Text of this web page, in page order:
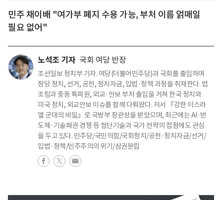
민주 채이배 "여가부 폐지 수용 가능, 부처 이름 얽매일
필요 없어"
노석조 기자 국회 여당 반장
조선일보 정치부 기자. 여당(더불어민주당)과 국회를 출입하며
정당 정치, 선거, 공천, 정치자금, 입법·정책 과정을 취재한다. 법
조팀과 중동 특파원, 외교·안보 부처 출입을 거쳐 한국 정치와
미국 정치, 외교안보 이슈를 함께 다뤄왔다. 저서 『강한 이스라
엘 군대의 비밀』로 국방부 장관상을 받았으며, 최근에는 AI·반
도체·기술패권 경쟁 등 첨단기술과 국가 전략의 접점에도 관심
을 두고 있다. 민주당/국민의힘/국회정치/공천·정치자금/선거/
입법·정책/민주주의의 위기/삼권분립